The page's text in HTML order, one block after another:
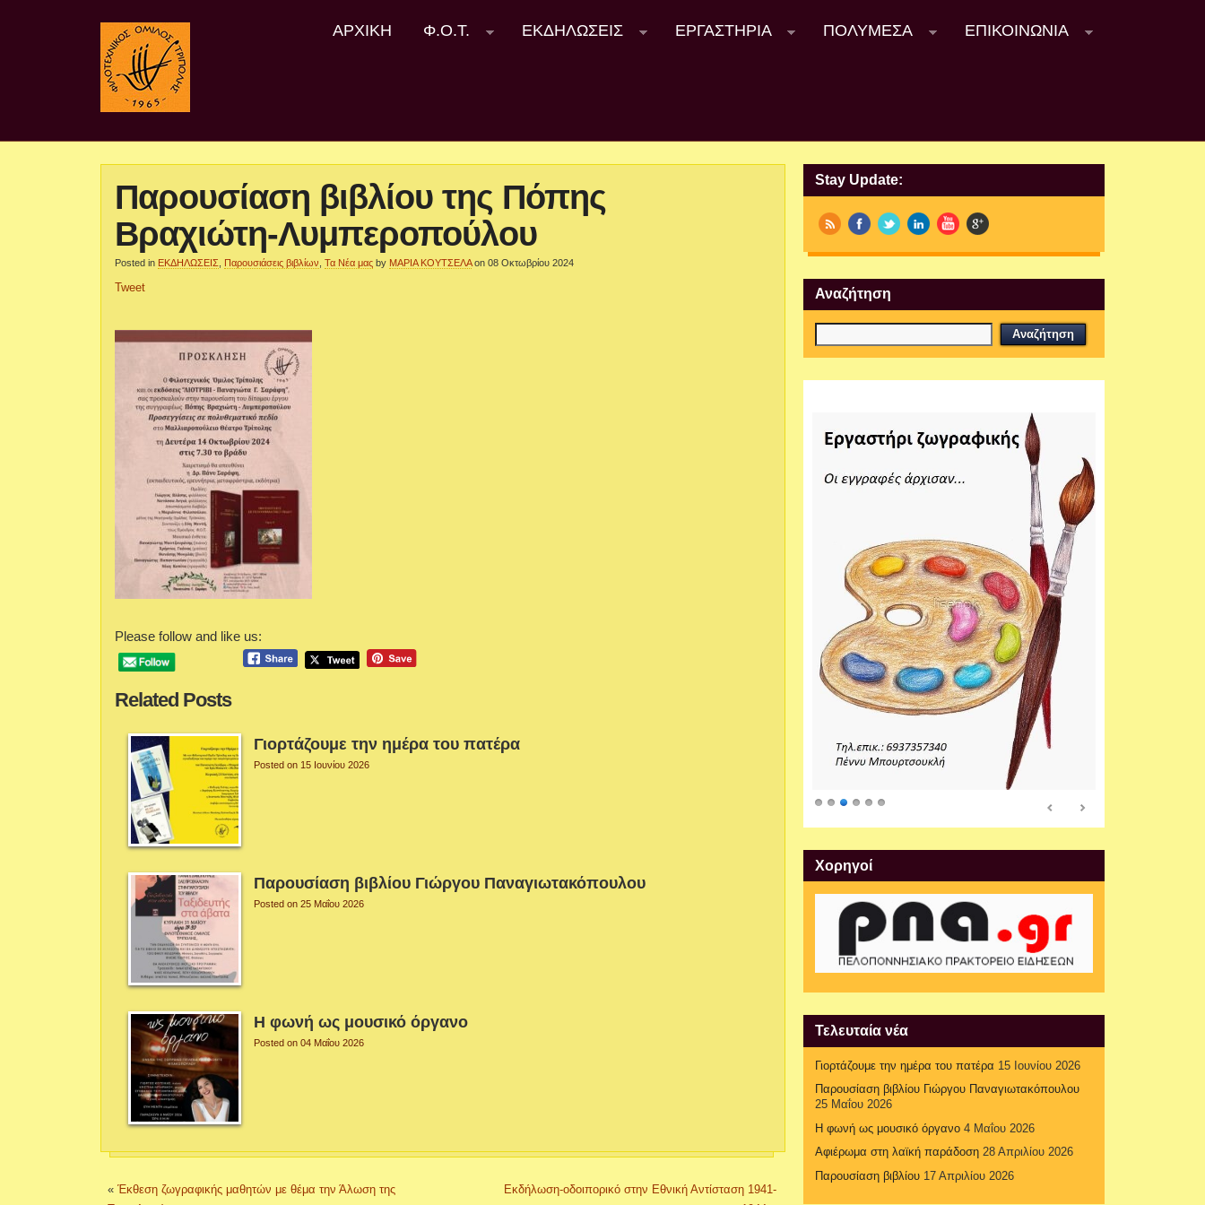
ΑΡΧΙΚΉ Φ.Ο.Τ. ΕΚΔΗΛΩΣΕΙΣ ΕΡΓΑΣΤΗΡΙΑ ΠΟΛΥΜΈΣΑ ΕΠΙΚΟΙΝΩΝΊΑ
Παρουσίαση βιβλίου της Πόπης
Βραχιώτη-Λυμπεροπούλου
Posted in ΕΚΔΗΛΩΣΕΙΣ Παρουσιάσεις βιβλίων ,Τα Νέα μας by ΜΑΡΙΑ ΚΟΥΤΣΕΛΑ on 08 Οκτωβρίου 2024
Tweet
Please follow and like us:
Related Posts
Γιορτάζουμε την ημέρα του πατέρα
Posted on 15 Ιουνίου 2026
Παρουσίαση βιβλίου Γιώργου Παναγιωτακόπουλου
Posted on 25 Μαΐου 2026
Η φωνή ως μουσικό όργανο
Posted on 04 Μαΐου 2026
« Έκθεση ζωγραφικής μαθητών με θέμα την Άλωση της
Εκδήλωση-οδοιπορικό στην Εθνική Αντίσταση 1941-
Stay Update:
Αναζήτηση
Xορηγοί
Τελευταία νέα
Γιορτάζουμε την ημέρα του πατέρα 15 Ιουνίου 2026
Παρουσίαση βιβλίου Γιώργου Παναγιωτακόπουλου
25 Μαΐου 2026
Η φωνή ως μουσικό όργανο 4 Μαΐου 2026
Αφιέρωμα στη λαϊκή παράδοση 28 Απριλίου 2026
Παρουσίαση βιβλίου 17 Απριλίου 2026